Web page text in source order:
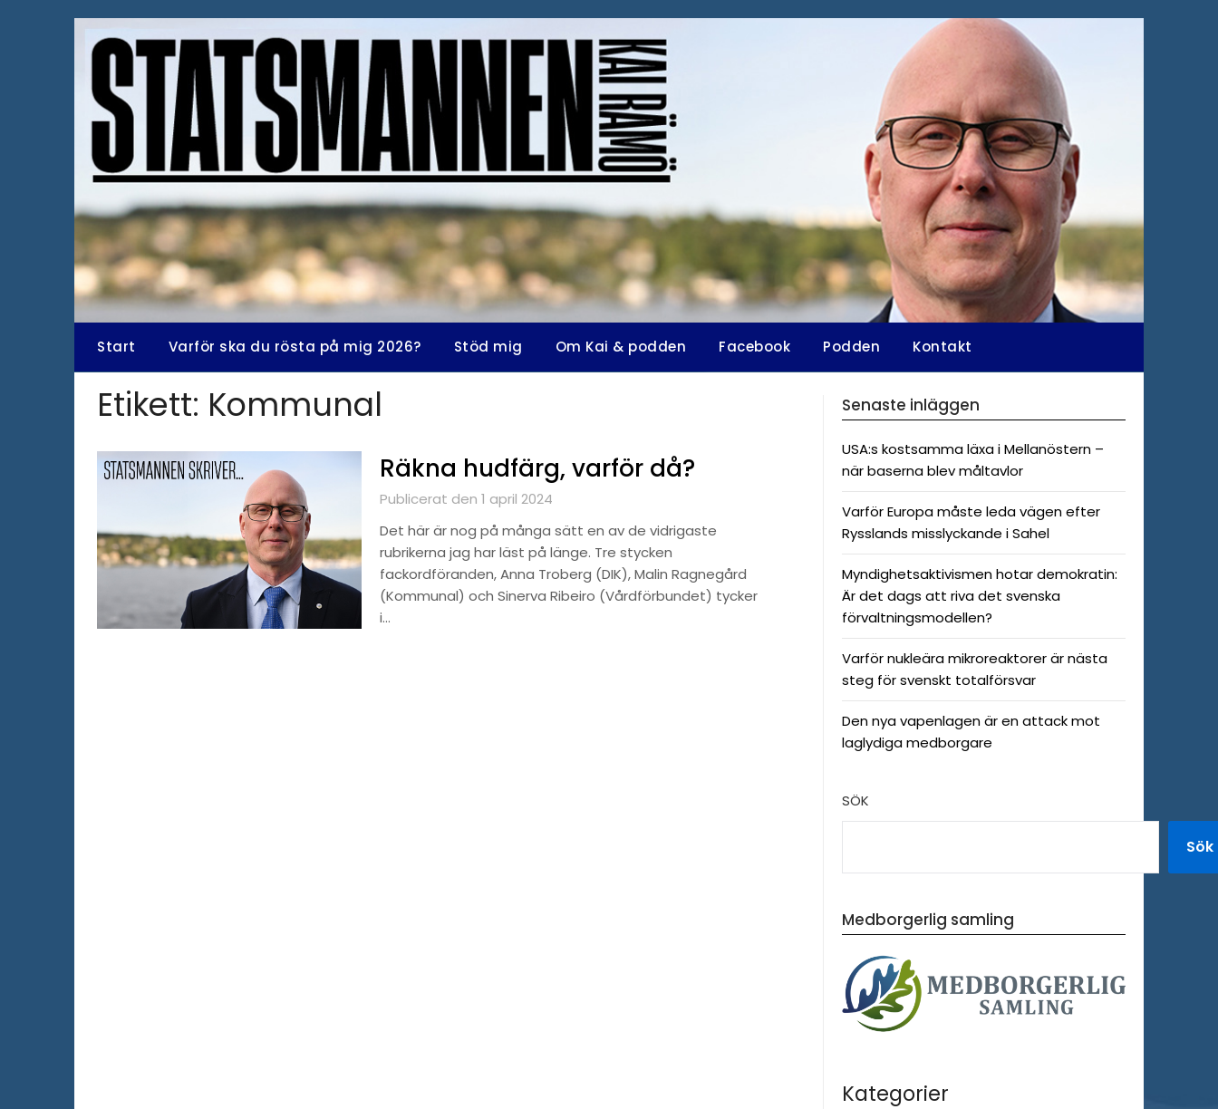
Start Varför ska du rösta på mig 2026? Stöd mig Om Kai & podden Facebook Podden Kontakt
Etikett: Kommunal
Räkna hudfärg, varför då?
Publicerat den 1 april 2024
Det här är nog på många sätt en av de vidrigaste
rubrikerna jag har läst på länge. Tre stycken
fackordföranden, Anna Troberg (DIK), Malin Ragnegård
(Kommunal) och Sinerva Ribeiro (Vårdförbundet) tycker
i…
Senaste inläggen
USA:s kostsamma läxa i Mellanöstern –
när baserna blev måltavlor
Varför Europa måste leda vägen efter
Rysslands misslyckande i Sahel
Myndighetsaktivismen hotar demokratin:
Är det dags att riva det svenska
förvaltningsmodellen?
Varför nukleära mikroreaktorer är nästa
steg för svenskt totalförsvar
Den nya vapenlagen är en attack mot
laglydiga medborgare
SÖK
Sök
Medborgerlig samling
Kategorier